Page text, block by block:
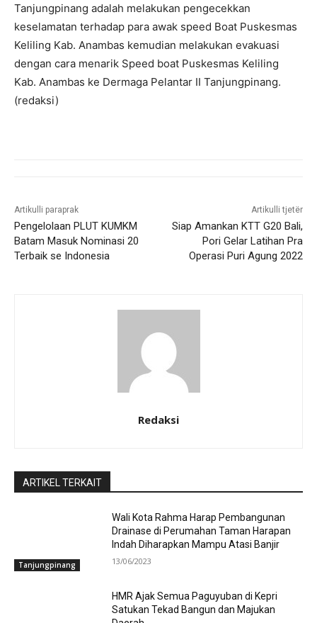
Tanjungpinang adalah melakukan pengecekkan
keselamatan terhadap para awak speed Boat Puskesmas
Keliling Kab. Anambas kemudian melakukan evakuasi
dengan cara menarik Speed boat Puskesmas Keliling
Kab. Anambas ke Dermaga Pelantar II Tanjungpinang.
(redaksi)
Artikulli paraprak
Pengelolaan PLUT KUMKM
Batam Masuk Nominasi 20
Terbaik se Indonesia
Artikulli tjetër
Siap Amankan KTT G20 Bali,
Pori Gelar Latihan Pra
Operasi Puri Agung 2022
Redaksi
ARTIKEL TERKAIT
Tanjungpinang
Wali Kota Rahma Harap Pembangunan
Drainase di Perumahan Taman Harapan
Indah Diharapkan Mampu Atasi Banjir
13/06/2023
HMR Ajak Semua Paguyuban di Kepri
Satukan Tekad Bangun dan Majukan